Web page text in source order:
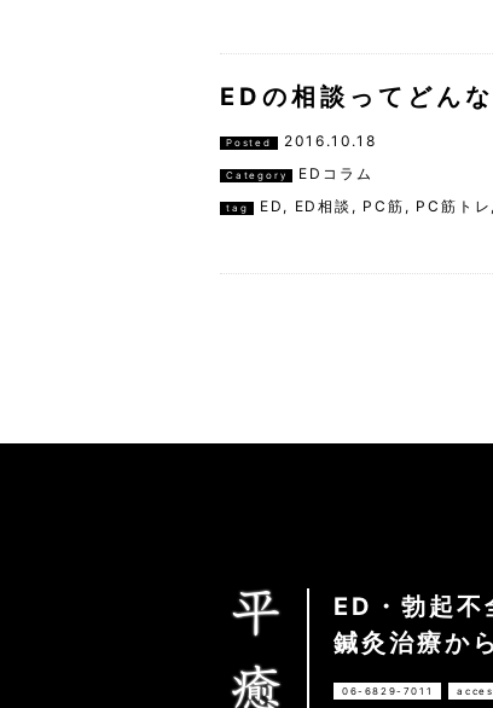
EDの相談ってどん
Posted 2016.10.18
Category EDコラム
tag ED , ED相談 , PC筋 , PC筋トレ
ED・勃起不
鍼灸治療か
06-6829-7011